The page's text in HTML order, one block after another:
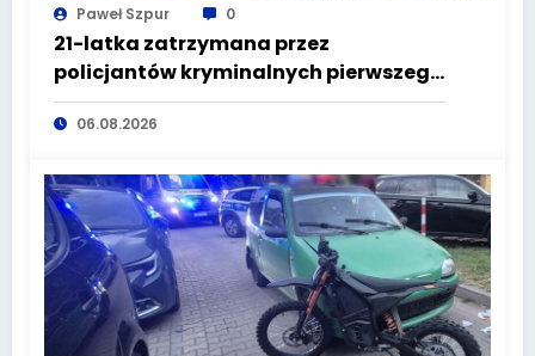
Paweł Szpur 0
21-latka zatrzymana przez
policjantów kryminalnych pierwszego
komisariatu za kradzieże sklepowe
06.08.2026